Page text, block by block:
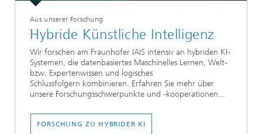
Aus unserer Forschung
Hybride Künstliche Intelligenz
Wir forschen am Fraunhofer IAIS intensiv an hybriden KI-
Systemen, die datenbasiertes Maschinelles Lernen, Welt-
bzw. Expertenwissen und logisches
Schlussfolgern kombinieren. Erfahren Sie mehr über
unsere Forschungsschwerpunkte und -kooperationen...
FORSCHUNG ZU HYBRIDER KI